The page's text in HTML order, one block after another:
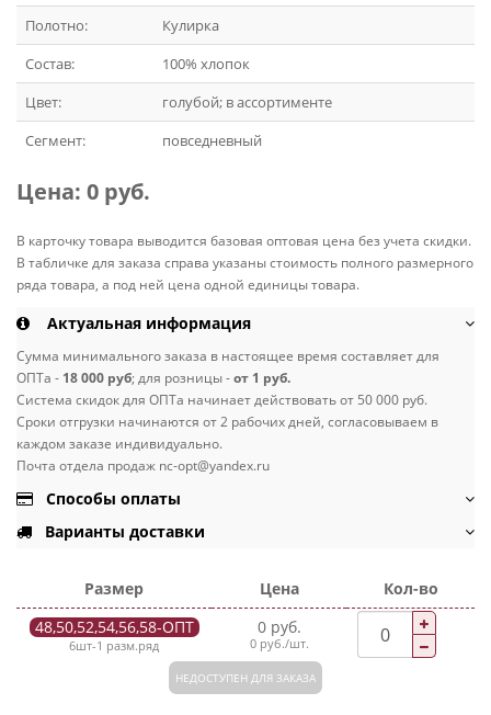
Полотно:
Кулирка
Состав:
100% хлопок
Цвет:
голубой; в ассортименте
Сегмент:
повседневный
Цена: 0 руб.
В карточку товара выводится базовая оптовая цена без учета скидки.
В табличке для заказа справа указаны стоимость полного размерного
ряда товара, а под ней цена одной единицы товара.
Актуальная информация
Сумма минимального заказа в настоящее время составляет для
ОПТа - 18 000 руб; для розницы -от 1 руб.
Система скидок для ОПТа начинает действовать от 50 000 руб.
Сроки отгрузки начинаются от 2 рабочих дней, согласовываем в
каждом заказе индивидуально.
Почта отдела продаж nc-opt@yandex.ru
Способы оплаты
Варианты доставки
Размер Цена
Кол-во
48,50,52,54,56,58-ОПТ
6шт-1 разм.ряд
0 руб.
0 руб./шт.
НЕДОСТУПЕН ДЛЯ ЗАКАЗА